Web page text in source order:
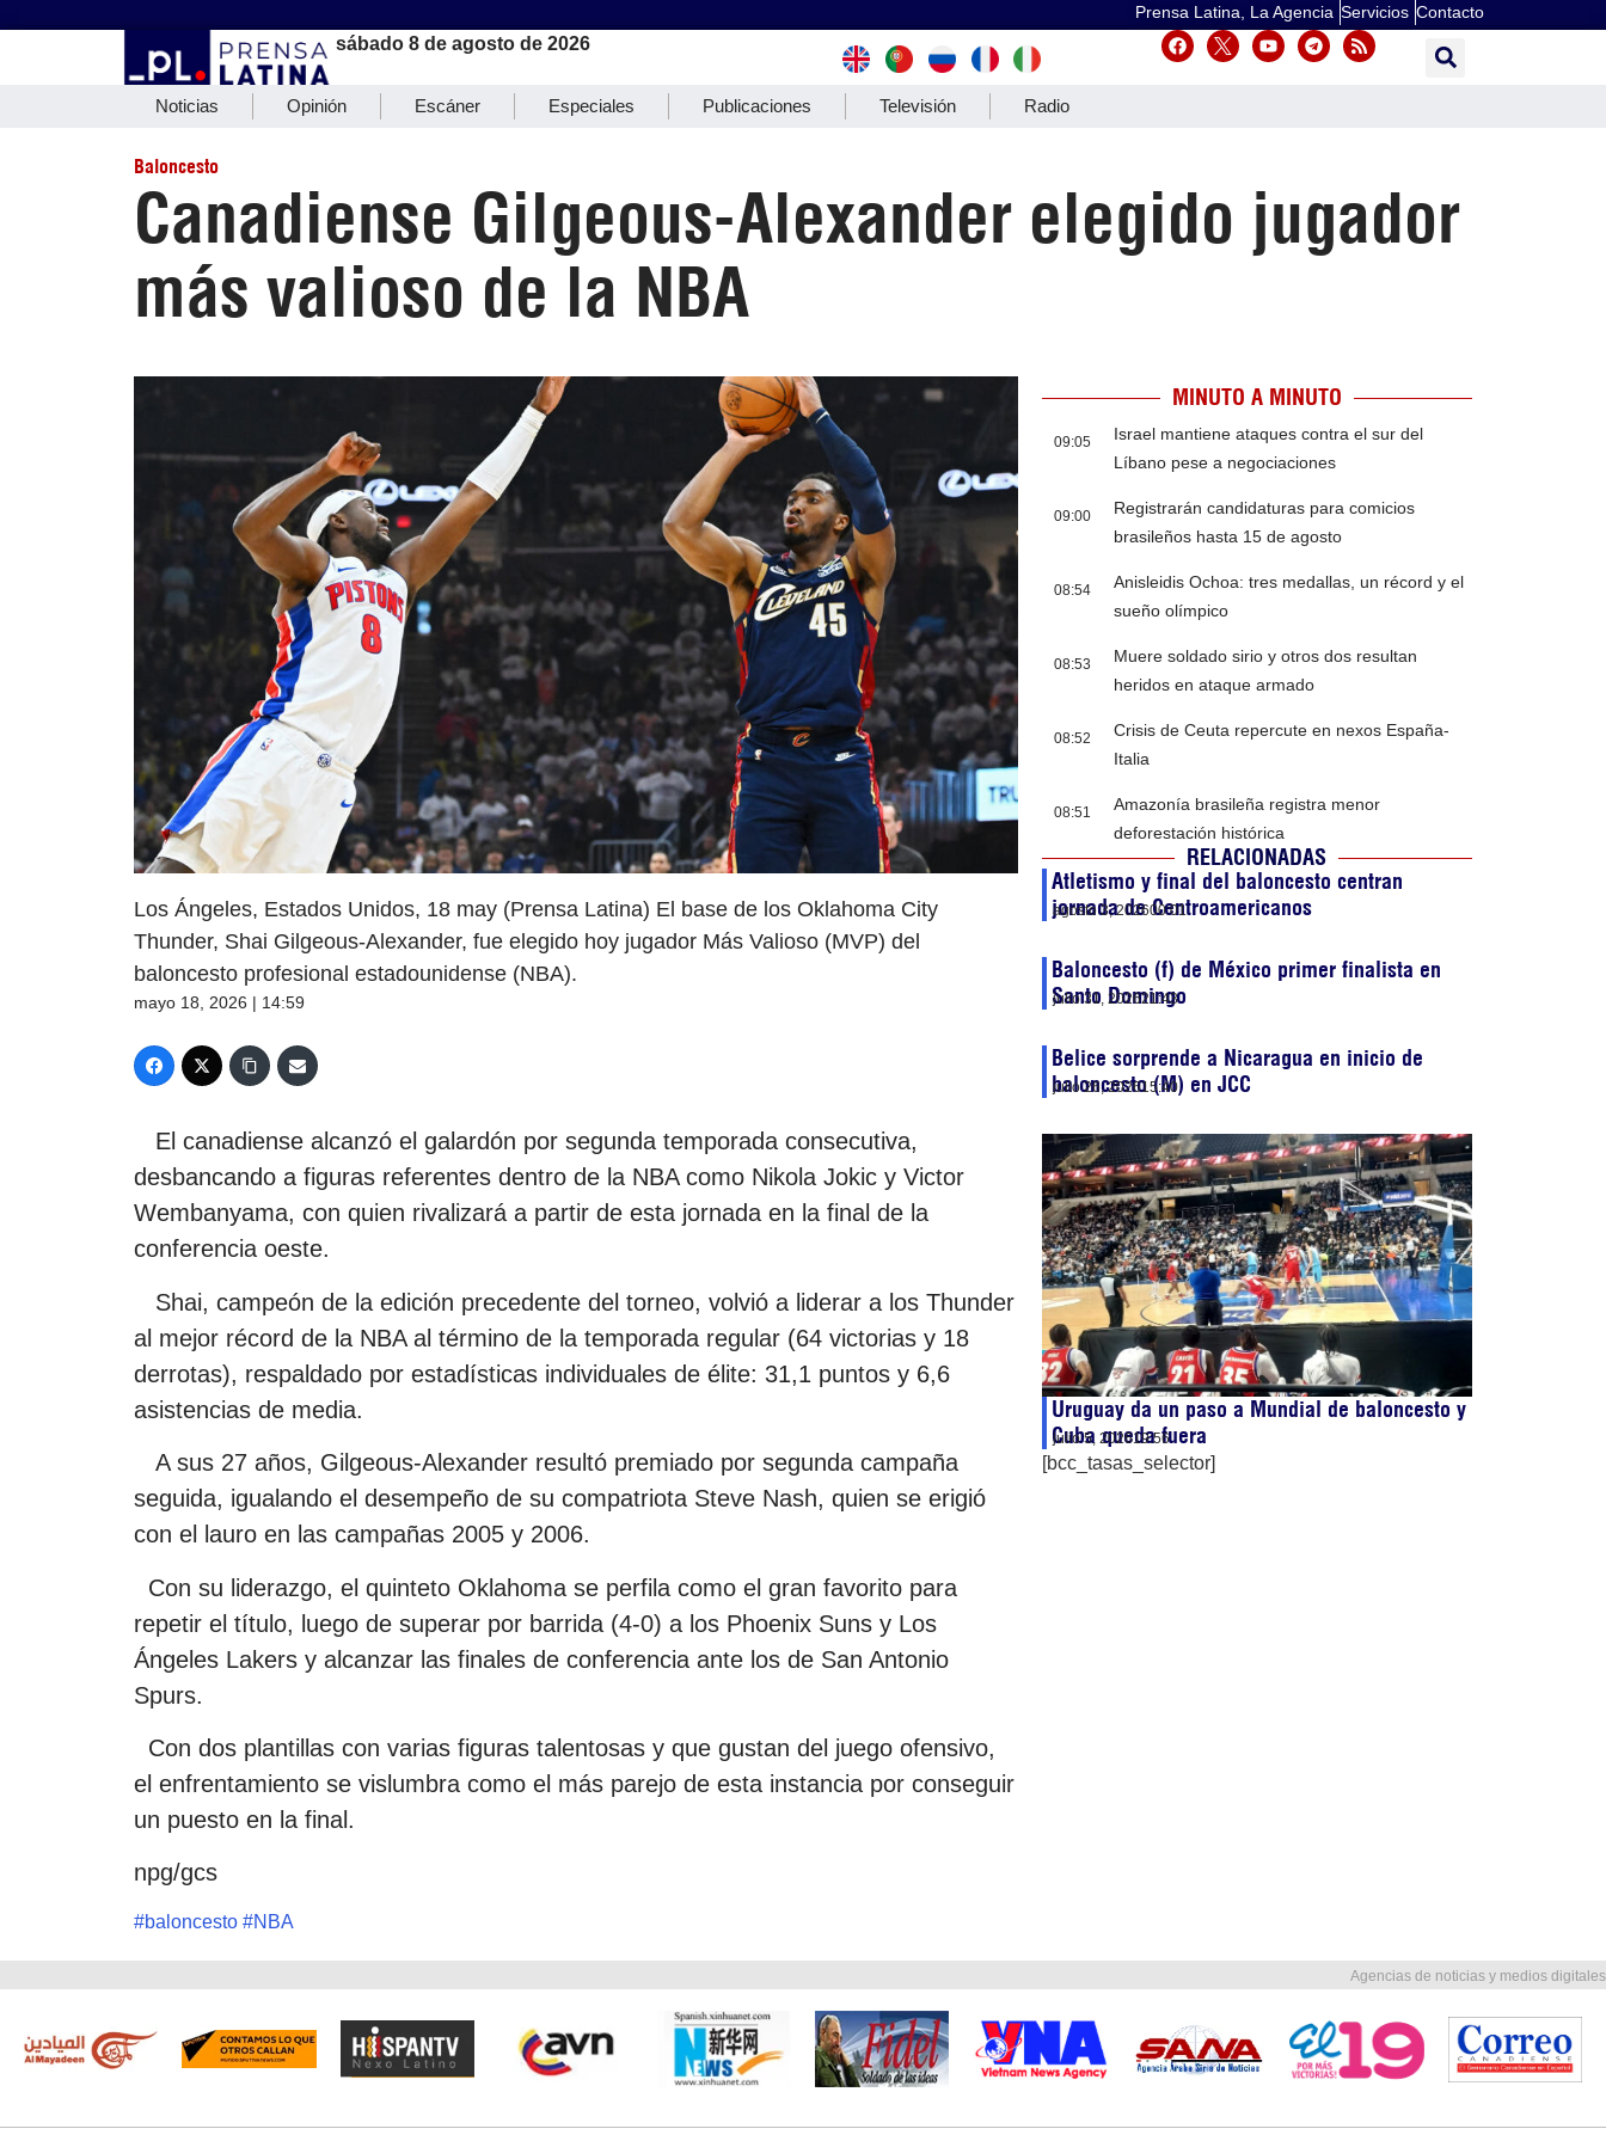
Prensa Latina, La Agencia Servicios Contacto
sábado 8 de agosto de 2026
Noticias Opinión Escáner Especiales Publicaciones Televisión Radio
Baloncesto
Canadiense Gilgeous-Alexander elegido jugador
más valioso de la NBA
Los Ángeles, Estados Unidos, 18 may (Prensa Latina) El base de los Oklahoma City
Thunder, Shai Gilgeous-Alexander, fue elegido hoy jugador Más Valioso (MVP) del
baloncesto profesional estadounidense (NBA).
mayo 18, 2026 | 14:59
El canadiense alcanzó el galardón por segunda temporada consecutiva,
desbancando a figuras referentes dentro de la NBA como Nikola Jokic y Victor
Wembanyama, con quien rivalizará a partir de esta jornada en la final de la
conferencia oeste.
Shai, campeón de la edición precedente del torneo, volvió a liderar a los Thunder
al mejor récord de la NBA al término de la temporada regular (64 victorias y 18
derrotas), respaldado por estadísticas individuales de élite: 31,1 puntos y 6,6
asistencias de media.
A sus 27 años, Gilgeous-Alexander resultó premiado por segunda campaña
seguida, igualando el desempeño de su compatriota Steve Nash, quien se erigió
con el lauro en las campañas 2005 y 2006.
Con su liderazgo, el quinteto Oklahoma se perfila como el gran favorito para
repetir el título, luego de superar por barrida (4-0) a los Phoenix Suns y Los
Ángeles Lakers y alcanzar las finales de conferencia ante los de San Antonio
Spurs.
Con dos plantillas con varias figuras talentosas y que gustan del juego ofensivo,
el enfrentamiento se vislumbra como el más parejo de esta instancia por conseguir
un puesto en la final.
npg/gcs
#baloncesto #NBA
MINUTO A MINUTO
09:05
Israel mantiene ataques contra el sur del
Líbano pese a negociaciones
09:00
Registrarán candidaturas para comicios
brasileños hasta 15 de agosto
08:54
Anisleidis Ochoa: tres medallas, un récord y el
sueño olímpico
08:53
Muere soldado sirio y otros dos resultan
heridos en ataque armado
08:52
Crisis de Ceuta repercute en nexos España-
Italia
08:51
Amazonía brasileña registra menor
deforestación histórica
RELACIONADAS
Atletismo y final del baloncesto centran
jornada de Centroamericanos
agosto 3, 202600:01
Baloncesto (f) de México primer finalista en
Santo Domingo
julio 31, 202621:43
Belice sorprende a Nicaragua en inicio de
baloncesto (M) en JCC
julio 26, 202615:40
Uruguay da un paso a Mundial de baloncesto y
Cuba queda fuera
julio 5, 202619:56
[bcc_tasas_selector]
Agencias de noticias y medios digitales